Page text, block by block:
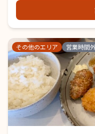
その他のエリア 営業時間